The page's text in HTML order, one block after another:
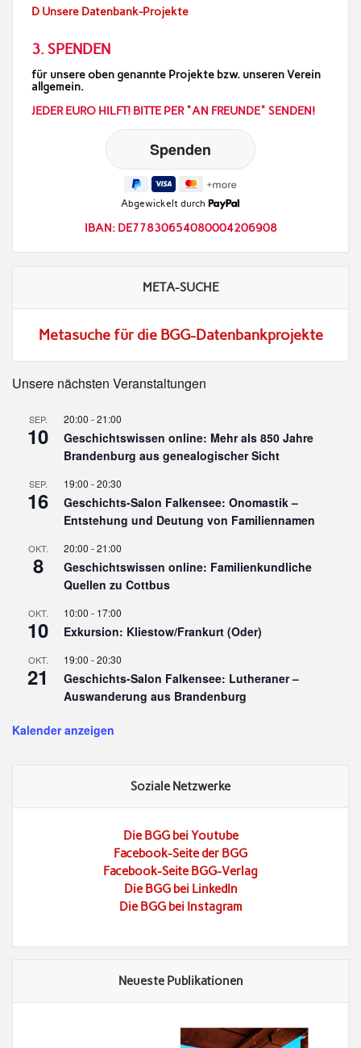
D Unsere Datenbank-Projekte
3. SPENDEN
für unsere oben genannte Projekte bzw. unseren Verein
allgemein.
JEDER EURO HILFT! BITTE PER "AN FREUNDE" SENDEN!
Abgewickelt durch
IBAN: DE77830654080004206908
META-SUCHE
Metasuche für die BGG-Datenbankprojekte
Unsere nächsten Veranstaltungen
SEP.
10
20:00 -21:00
Geschichtswissen online: Mehr als 850 Jahre
Brandenburg aus genealogischer Sicht
SEP.
16
19:00 -20:30
Geschichts-Salon Falkensee: Onomastik –
Entstehung und Deutung von Familiennamen
OKT.
8
20:00 -21:00
Geschichtswissen online: Familienkundliche
Quellen zu Cottbus
OKT.
10
10:00 - 17:00
Exkursion: Kliestow/Frankurt (Oder)
OKT.
21
19:00 -20:30
Geschichts-Salon Falkensee: Lutheraner –
Auswanderung aus Brandenburg
Kalender anzeigen
Soziale Netzwerke
Die BGG bei Youtube
Facebook-Seite der BGG
Facebook-Seite BGG-Verlag
Die BGG bei LinkedIn
Die BGG bei Instagram
Neueste Publikationen